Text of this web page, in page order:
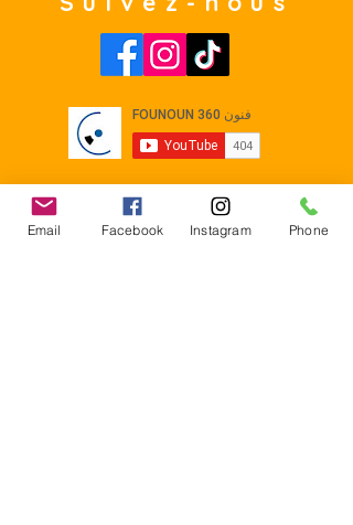
Email Facebook Instagram Phone